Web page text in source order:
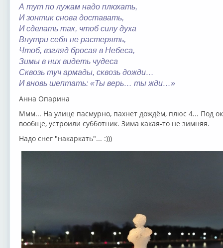
А тут по лужам надо плюхать,
И зонтик снова доставать,
И сделать так, чтоб силу духа
Внутри себя не растерять,
Чтоб, взгляд бросая в Небеса,
Зимы в них видеть чудеса
Сквозь туч армады, сквозь дожди…
И вновь шептать: «Ты верь… ты жди…»
Анна Опарина
Ммм... На улице пасмурно, пахнет дождём, плюс 4... Под
вообще, устроили субботник. Зима какая-то не зимняя.
Надо снег "накаркать"... :)))